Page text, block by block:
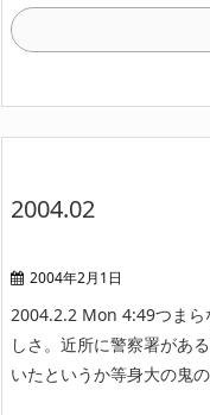
2004.02
2004年2月1日
2004.2.2 Mon 4:49つまら
しさ。 近所に警察署があ
いたというか等身大の鬼